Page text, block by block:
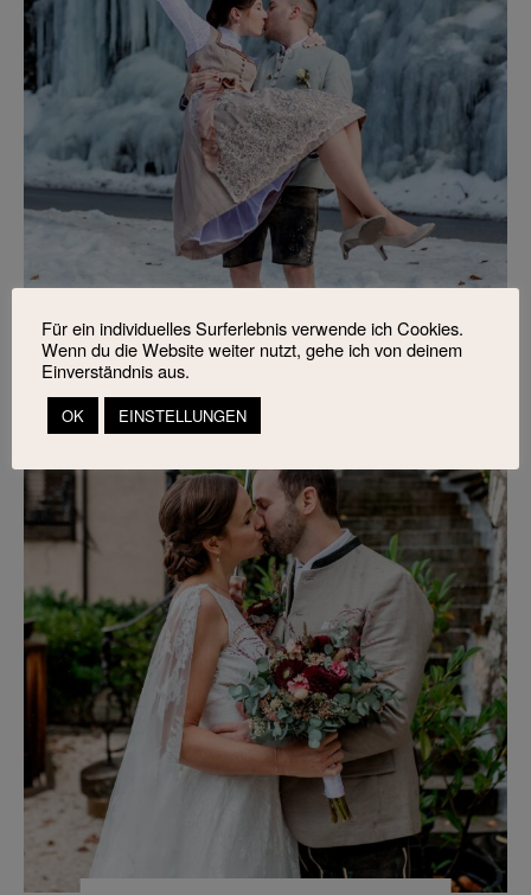
Für ein individuelles Surferlebnis verwende ich Cookies.
Wenn du die Website weiter nutzt, gehe ich von deinem
Einverständnis aus.
OK EINSTELLUNGEN